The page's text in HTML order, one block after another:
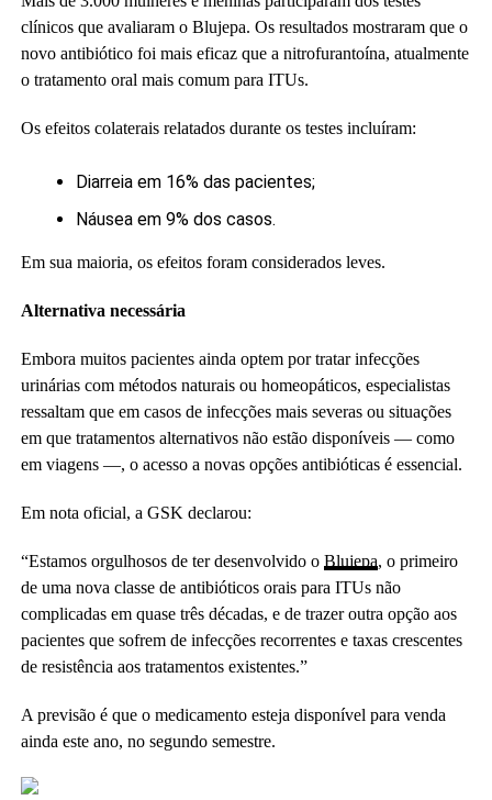
clínicos que avaliaram o Blujepa. Os resultados mostraram que o
novo antibiótico foi mais eficaz que a nitrofurantoína, atualmente
o tratamento oral mais comum para ITUs.
Os efeitos colaterais relatados durante os testes incluíram:
Diarreia em 16% das pacientes;
Náusea em 9% dos casos.
Em sua maioria, os efeitos foram considerados leves.
Alternativa necessária
Embora muitos pacientes ainda optem por tratar infecções
urinárias com métodos naturais ou homeopáticos, especialistas
ressaltam que em casos de infecções mais severas ou situações
em que tratamentos alternativos não estão disponíveis — como
em viagens —, o acesso a novas opções antibióticas é essencial.
Em nota oficial, a GSK declarou:
“Estamos orgulhosos de ter desenvolvido o Blujepa, o primeiro
de uma nova classe de antibióticos orais para ITUs não
complicadas em quase três décadas, e de trazer outra opção aos
pacientes que sofrem de infecções recorrentes e taxas crescentes
de resistência aos tratamentos existentes.”
A previsão é que o medicamento esteja disponível para venda
ainda este ano, no segundo semestre.